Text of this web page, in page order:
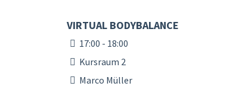
VIRTUAL BODYBALANCE
17:00 - 18:00
Kursraum 2
Marco Müller